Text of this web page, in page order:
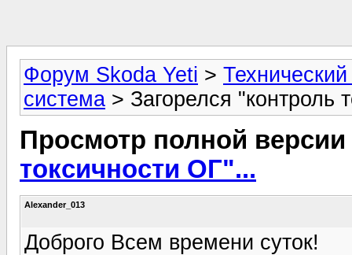
Форум Skoda Yeti >
система > Загорелся "контроль
Просмотр полной
токсичности ОГ"...
Alexander_013
Доброго Всем времени суток!